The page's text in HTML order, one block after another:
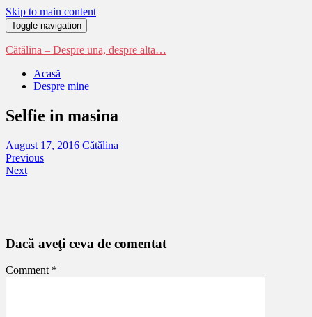
Skip to main content
Toggle navigation
Cătălina – Despre una, despre alta…
Acasă
Despre mine
Selfie in masina
August 17, 2016 Cătălina
Previous
Next
Dacă aveţi ceva de comentat
Comment *